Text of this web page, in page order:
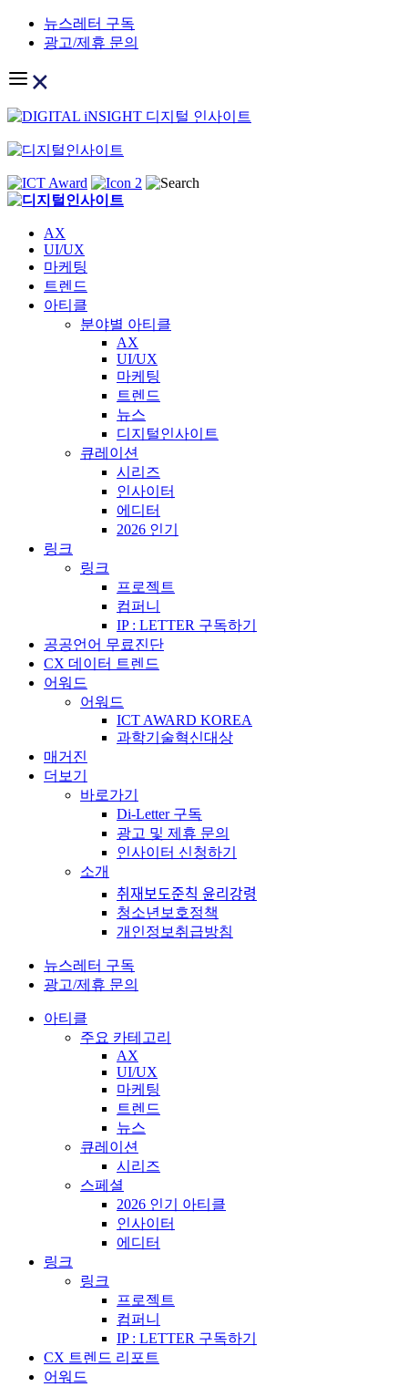
Skip
content
뉴스레터 구독
광고/제휴 문의
AX
UI/UX
마케팅
트렌드
아티클
분야별 아티클
AX
UI/UX
마케팅
트렌드
뉴스
디지털인사이트
큐레이션
시리즈
인사이터
에디터
2026 인기
링크
링크
프로젝트
컴퍼니
IP : LETTER 구독하기
공공언어 무료진단
CX 데이터 트렌드
어워드
어워드
ICT AWARD KOREA
과학기술혁신대상
매거진
더보기
바로가기
Di-Letter 구독
광고 및 제휴 문의
인사이터 신청하기
소개
취재보도준칙 윤리강령
청소년보호정책
개인정보취급방침
뉴스레터 구독
광고/제휴 문의
아티클
주요 카테고리
AX
UI/UX
마케팅
트렌드
뉴스
큐레이션
시리즈
스페셜
2026 인기 아티클
인사이터
에디터
링크
링크
프로젝트
컴퍼니
IP : LETTER 구독하기
CX 트렌드 리포트
어워드